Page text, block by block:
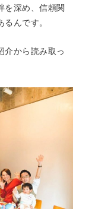
を深め、信頼関
んです。
介から読み取っ